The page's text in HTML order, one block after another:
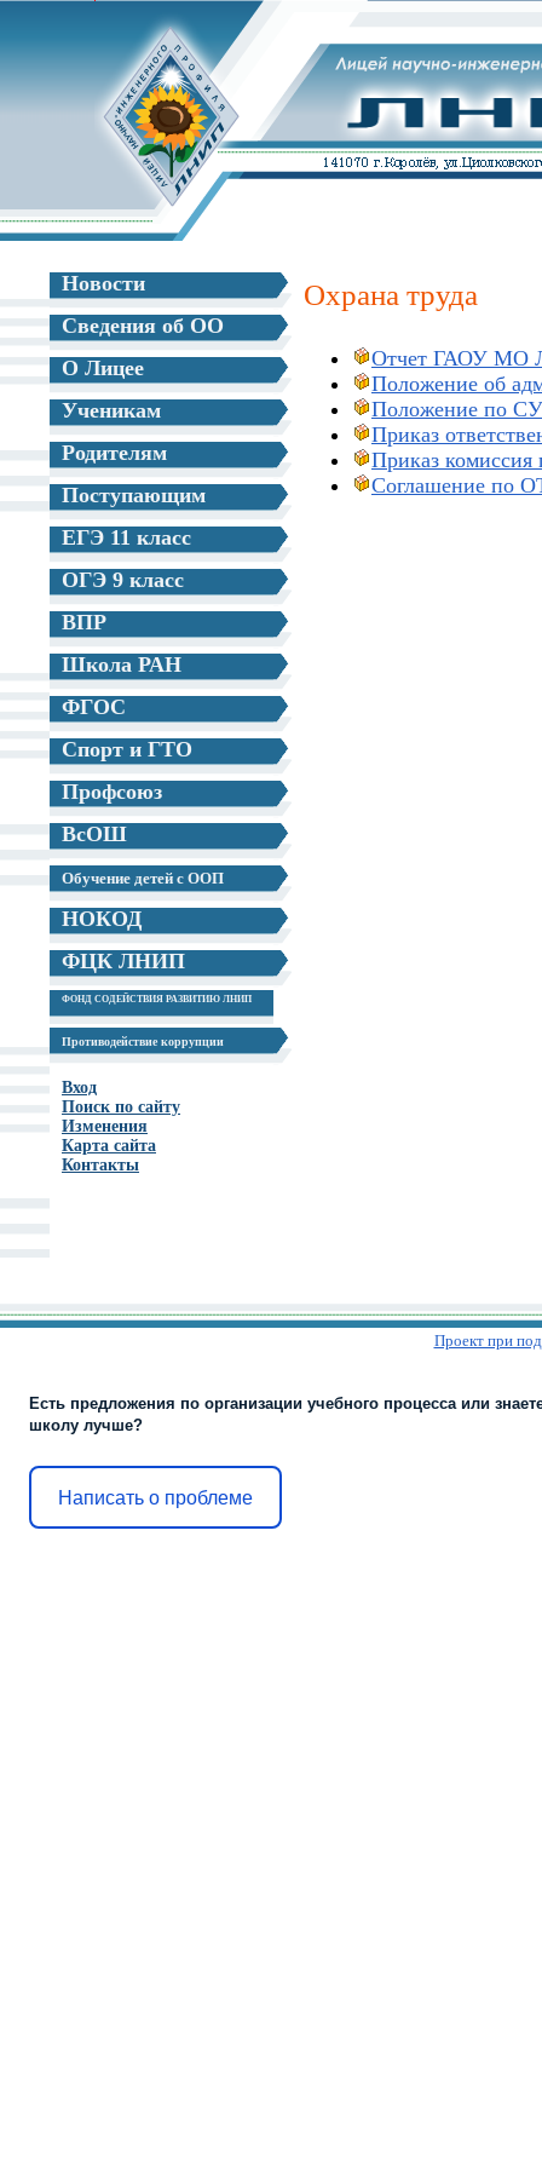
Новости
Сведения об ОО
О Лицее
Ученикам
Родителям
Поступающим
ЕГЭ 11 класс
ОГЭ 9 класс
ВПР
Школа РАН
ФГОС
Спорт и ГТО
Профсоюз
ВсОШ
Обучение детей с ООП
НОКОД
ФЦК ЛНИП
ФОНД СОДЕЙСТВИЯ РАЗВИТИЮ ЛНИП
Противодействие коррупции
Вход
Поиск по сайту
Изменения
Карта сайта
Контакты
Охрана труда
Отчет ГАОУ МО
Положение об
Положение по
Приказ
Приказ
Соглашение по
Проект при
Есть предложения по организации учебного процесса или
школу лучше?
Написать о проблеме